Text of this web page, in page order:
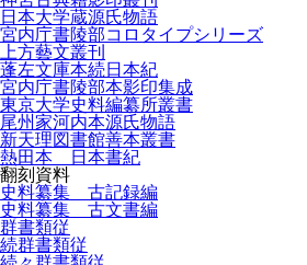
日本大学蔵源氏物語
宮内庁書陵部コロタイプシリーズ
上方藝文叢刊
蓬左文庫本続日本紀
宮内庁書陵部本影印集成
東京大学史料編纂所叢書
尾州家河内本源氏物語
新天理図書館善本叢書
熱田本 日本書紀
翻刻資料
史料纂集 古記録編
史料纂集 古文書編
群書類従
続群書類従